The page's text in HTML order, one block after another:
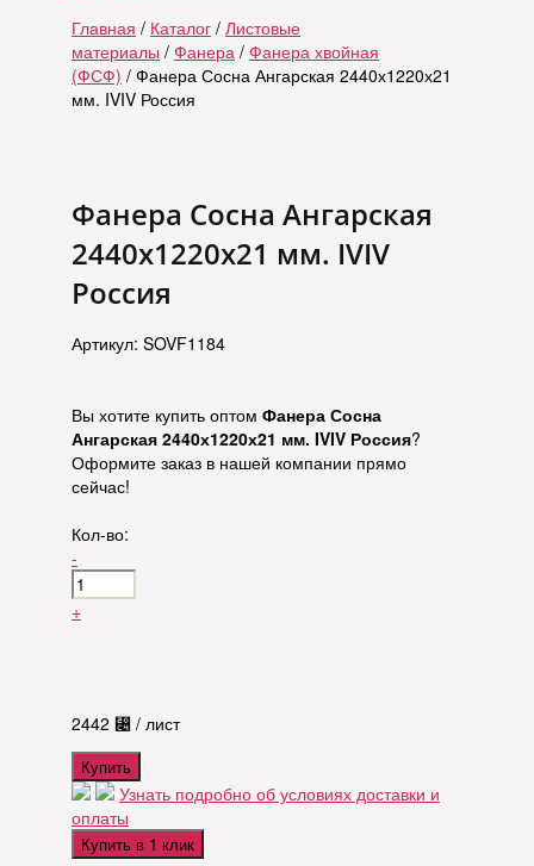
Главная / Каталог / Листовые
материалы / Фанера / Фанера хвойная
(ФСФ) / Фанера Сосна Ангарская 2440х1220х21
мм. IVIV Россия
Фанера Сосна Ангарская
2440х1220х21 мм. IVIV
Россия
Артикул: SOVF1184
Вы хотите купить оптом Фанера Сосна
Ангарская 2440х1220х21 мм. IVIV Россия?
Оформите заказ в нашей компании прямо
сейчас!
Кол-во:
-
+
2442 ⃄ / лист
Купить
Узнать подробно об условиях доставки и
оплаты
Купить в 1 клик